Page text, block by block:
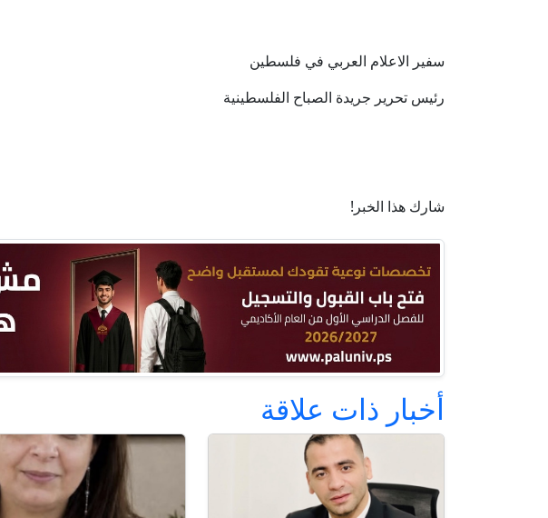
سفير الاعلام العربي في فلسطين
رئيس تحرير جريدة الصباح الفلسطينية
شارك هذا الخبر!
أخبار ذات علاقة